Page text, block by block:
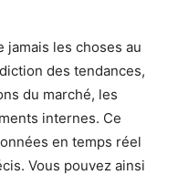
jamais les choses au
des tendances,
du marché, les
internes. Ce
en temps réel
Vous pouvez ainsi